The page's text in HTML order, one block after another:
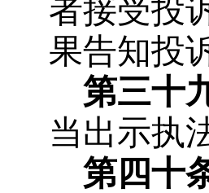
者接受投
果告知投
第三十
当出示执
第四十